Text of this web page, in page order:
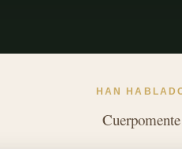
HAN
Cuerpomente